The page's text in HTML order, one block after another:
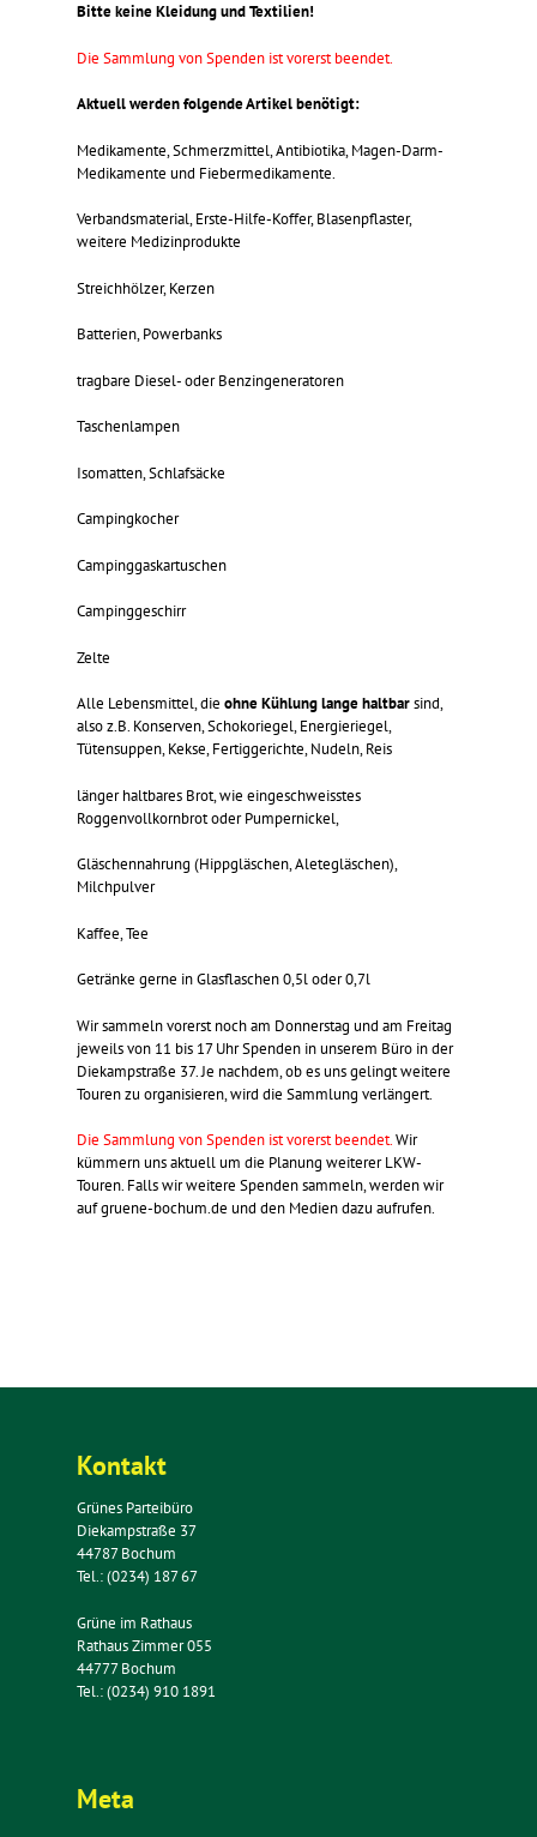
Bitte keine Kleidung und Textilien!
Die Sammlung von Spenden ist vorerst beendet.
Aktuell werden folgende Artikel benötigt:
Medikamente, Schmerzmittel, Antibiotika, Magen-Darm-
Medikamente und Fiebermedikamente.
Verbandsmaterial, Erste-Hilfe-Koffer, Blasenpflaster,
weitere Medizinprodukte
Streichhölzer, Kerzen
Batterien, Powerbanks
tragbare Diesel- oder Benzingeneratoren
Taschenlampen
Isomatten, Schlafsäcke
Campingkocher
Campinggaskartuschen
Campinggeschirr
Zelte
Alle Lebensmittel, die ohne Kühlung lange haltbarsind,
also z.B. Konserven, Schokoriegel, Energieriegel,
Tütensuppen, Kekse, Fertiggerichte, Nudeln, Reis
länger haltbares Brot, wie eingeschweisstes
Roggenvollkornbrot oder Pumpernickel,
Gläschennahrung (Hippgläschen, Aletegläschen),
Milchpulver
Kaffee, Tee
Getränke gerne in Glasflaschen 0,5l oder 0,7l
Wir sammeln vorerst noch am Donnerstag und am Freitag
jeweils von 11 bis 17 Uhr Spenden in unserem Büro in der
Diekampstraße 37. Je nachdem, ob es uns gelingt weitere
Touren zu organisieren, wird die Sammlung verlängert.
Die Sammlung von Spenden ist vorerst beendet.Wir
kümmern uns aktuell um die Planung weiterer LKW-
Touren. Falls wir weitere Spenden sammeln, werden wir
auf gruene-bochum.de und den Medien dazu aufrufen.
Kontakt
Grünes Parteibüro
Diekampstraße 37
44787 Bochum
Tel.: (0234) 187 67
Grüne im Rathaus
Rathaus Zimmer 055
44777 Bochum
Tel.: (0234) 910 1891
Meta